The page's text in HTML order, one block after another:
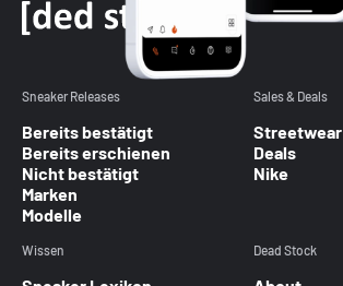
Sneaker Releases
Bereits bestätigt
Bereits erschienen
Nicht bestätigt
Marken
Modelle
Sales & Deals
Streetwear
Deals
Nike
Wissen Dead Stock